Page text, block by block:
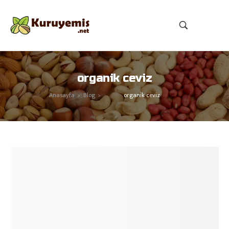
organik ceviz
Anasayfa > Blog > organik ceviz